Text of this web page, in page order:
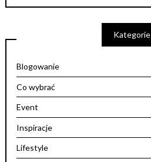
Kategorie
Blogowanie
Co wybrać
Event
Inspiracje
Lifestyle